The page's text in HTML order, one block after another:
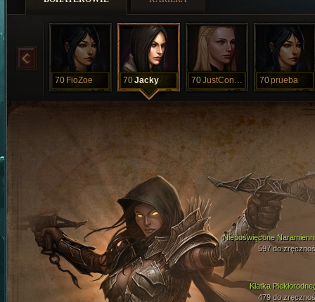
70 FioZoe 70Jacky 70 JustConquest 70prueba
Klatka
479 do
Niepoświęcone
597 do